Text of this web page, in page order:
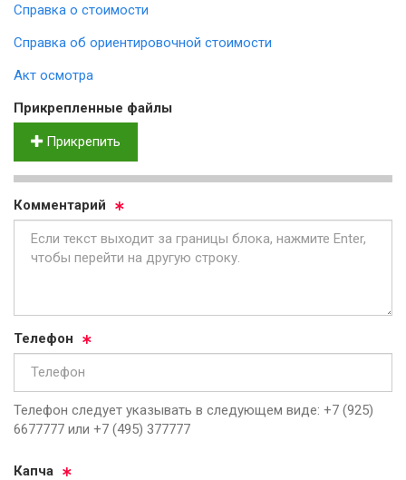
Справка о стоимости
Справка об ориентировочной стоимости
Акт осмотра
Прик­реп­лен­ные фай­лы
Прикрепить
Ком­мен­та­рий
Те­ле­фон
Телефон следует указывать в следующем виде: +7 (925)
6677777 или +7 (495) 377777
Кап­ча